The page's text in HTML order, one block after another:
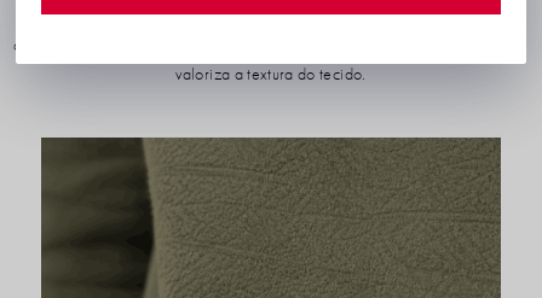
oferecer conforto, praticidade e visual moderno. A peça possui modelagem
casual, ideal para o uso diário, com estrutura confortável e acabamento que
valoriza a textura do tecido.